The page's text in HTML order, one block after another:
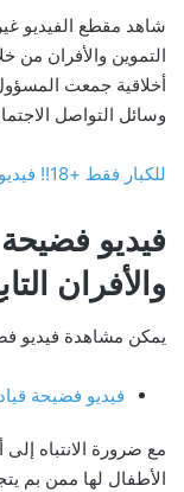
شاهد مقطع الفيديو
التموين والأفران من
أخلاقية جمعت
وسائل التواصل
للكبار فقط +18!! فيديو فضيحة خالد عرفة HD مجانا بدون حذف
فيديو
والأفران
يمكن مشاهدة فيديو
فيديو فضيحة
مع ضرورة الانتباه
الأطفال لها ممن بم